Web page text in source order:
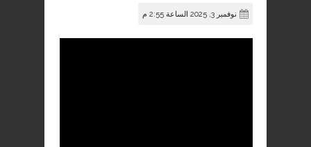
نوفمبر 3, 2025 الساعة 2:55 م